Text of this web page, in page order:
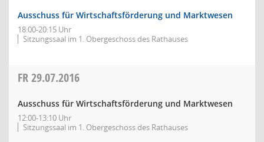
Ausschuss für Wirtschaftsförderung und Marktwesen
18:00-20:15 Uhr
Sitzungssaal im 1. Obergeschoss des Rathauses
FR29.07.2016
Ausschuss für Wirtschaftsförderung und Marktwesen
12:00-13:10 Uhr
Sitzungssaal im 1. Obergeschoss des Rathauses